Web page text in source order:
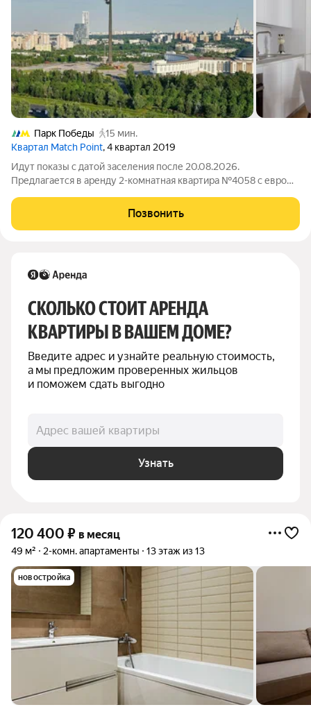
Парк Победы
15 мин.
Квартал Match Point, 4 квартал 2019
Идут показы с датой заселения после 20.08.2026.
Предлагается в аренду 2-комнатная квартира №4058 с евро
потолками и приятным видом на обустроенный внутренний
двор площадью 51 м2, расположенная на
Позвонить
СКОЛЬКО СТОИТ АРЕНДА
КВАРТИРЫ В ВАШЕМ ДОМЕ?
Введите адрес и узнайте реальную стоимость,
а мы предложим проверенных жильцов
и поможем сдать выгодно
Адрес вашей квартиры
Узнать
120 400 ₽ в месяц
49 м² 2-комн. апартаменты 13 этаж из 13
новостройка